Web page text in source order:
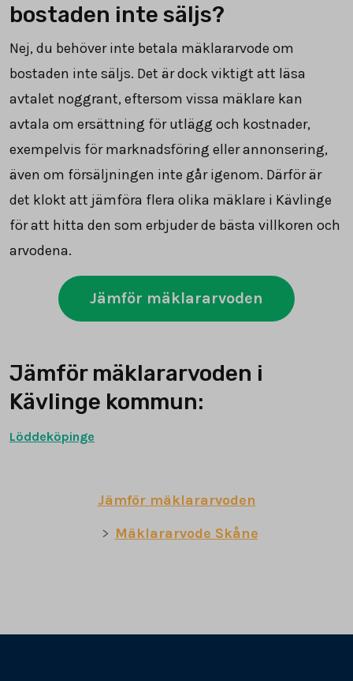
bostaden inte säljs?
Nej, du behöver inte betala mäklararvode om
bostaden inte säljs. Det är dock viktigt att läsa
avtalet noggrant, eftersom vissa mäklare kan
avtala om ersättning för utlägg och kostnader,
exempelvis för marknadsföring eller annonsering,
även om försäljningen inte går igenom. Därför är
det klokt att jämföra flera olika mäklare i Kävlinge
för att hitta den som erbjuder de bästa villkoren och
arvodena.
Jämför mäklararvoden
Jämför mäklararvoden i
Kävlinge kommun:
Löddeköpinge
Jämför mäklararvoden
Mäklararvode Skåne